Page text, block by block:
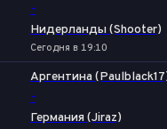
-
Нидерланды (Shooter)
Сегодня в 19:10
Аргентина
-
Германия (Jiraz)